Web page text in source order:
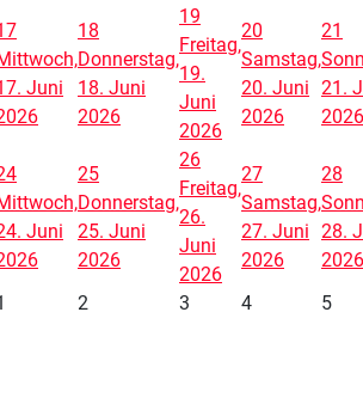
Juni
18
Donnerstag,
18. Juni
2026
19
Freitag,
19.
Juni
2026
20
Samstag,
20. Juni
2026
21
21.
2026
Juni
25
Donnerstag,
25. Juni
2026
26
Freitag,
26.
Juni
2026
27
Samstag,
27. Juni
2026
28
28.
2026
2 3 4 5